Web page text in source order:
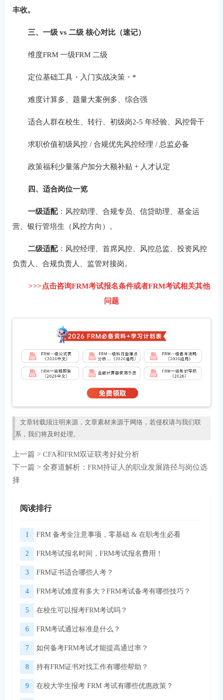
丰收。
三、一级 vs 二级 核心对比（速记）
维度FRM 一级FRM 二级
定位基础工具・入门实战决策・*
难度计算多、题量大案例多、综合强
适合人群在校生、转行、初级岗2-5 年经验、风控骨干
求职价值初级风控 / 合规优先风控经理 / 总监必备
政策福利少量落户加分大额补贴 + 人才认定
四、适合岗位一览
一级适配：风控助理、合规专员、信贷助理、基金运
营、银行管培生（风控方向）。
二级适配：风控经理、首席风控、风控总监、投资风控
负责人、合规负责人、监管对接岗。
>>>点击咨询FRM考试报名条件或者FRM考试相关其他
问题
文章转载须注明来源，文章素材来源于网络，若侵权请与我们联
系，我们将及时处理。
上一篇 > CFA和FRM双证联考好处分析
下一篇 > 全赛道解析：FRM持证人的职业发展路径与岗位选
择
阅读排行
1 FRM 备考全注意事项，零基础 & 在职考生必看
2 FRM考试报名时间，FRM考试报名费用！
3 FRM证书适合哪些人考？
4 FRM考试难度有多大？FRM考试备考有哪些技巧？
5 在校生可以报考FRM考试吗？
6 FRM考试通过标准是什么？
7 如何备考FRM考试才能提高通过率？
8 持有FRM证书对找工作有哪些帮助？
9 在校大学生报考 FRM 考试有哪些优惠政策？